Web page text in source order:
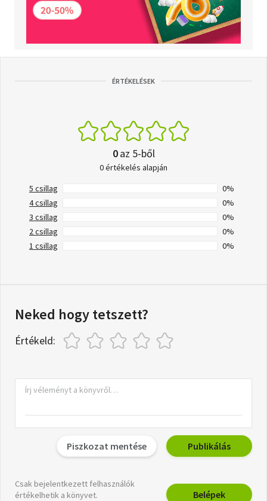
ÉRTÉKELÉSEK
0az 5-ből
0 értékelés alapján
5 csillag
0%
4 csillag
0%
3 csillag
0%
2 csillag
0%
1 csillag
0%
Neked hogy tetszett?
Értékeld:
Piszkozat mentése Publikálás
Csak bejelentkezett felhasználók
értékelhetik a könyvet.
Belépek